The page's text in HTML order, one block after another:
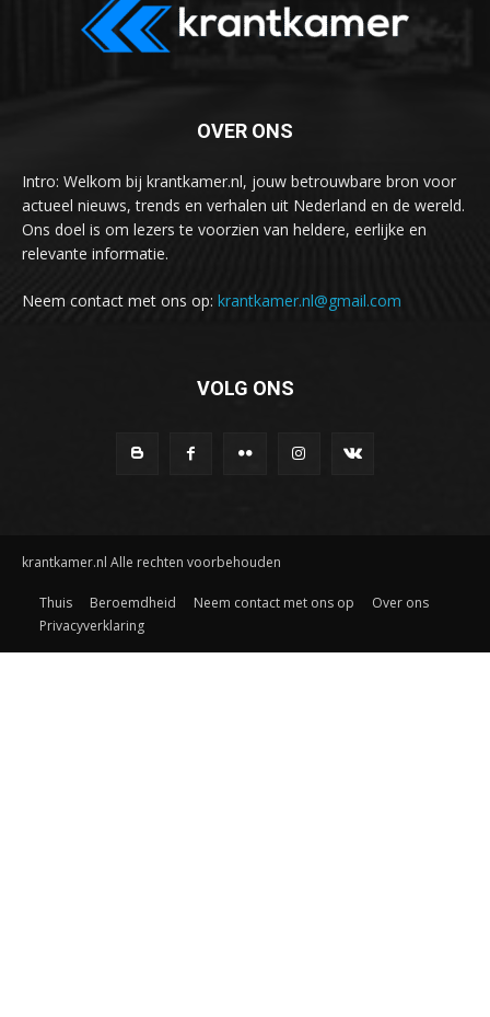
OVER ONS
Intro: Welkom bij krantkamer.nl, jouw betrouwbare bron voor
actueel nieuws, trends en verhalen uit Nederland en de wereld.
Ons doel is om lezers te voorzien van heldere, eerlijke en
relevante informatie.
Neem contact met ons op: krantkamer.nl@gmail.com
VOLG ONS
krantkamer.nl Alle rechten voorbehouden
Thuis Beroemdheid Neem contact met ons op
Over ons
Privacyverklaring